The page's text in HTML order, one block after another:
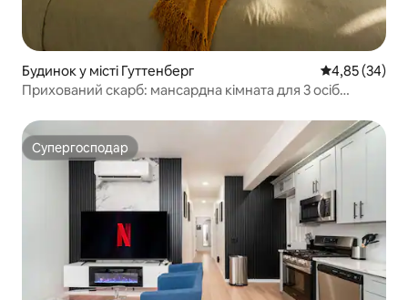
Будинок у місті Гуттенберг Середня
4,85 (34)
Прихований скарб: мансардна кімната для 3 осіб
Супергосподар
Супергосподар